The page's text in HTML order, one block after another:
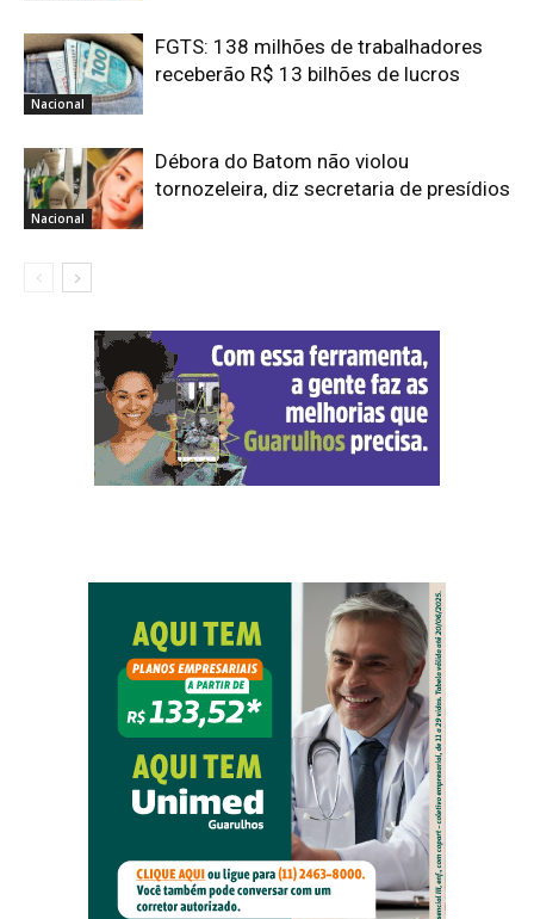
Nacional
FGTS: 138 milhões de trabalhadores
receberão R$ 13 bilhões de lucros
Nacional
Débora do Batom não violou
tornozeleira, diz secretaria de presídios